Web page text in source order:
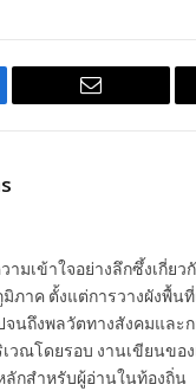
Email
ามเข้าใจอย่างลึกซึ้งเกี่ยว
ภาค ตั้งแต่การวางผังพื้น
จนถึงพลวัตทางสังคมและ
วณโดยรอบ งานเขียนขอ
กสำหรับผู้อ่านในท้องถิ่น